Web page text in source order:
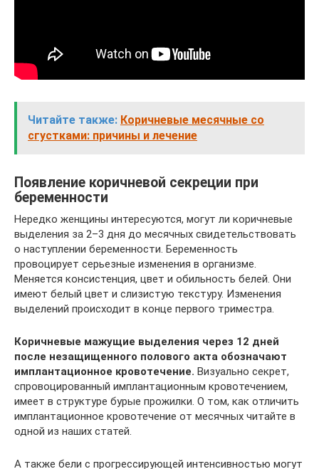
Читайте также: Коричневые месячные со
сгустками: причины и лечение
Появление коричневой секреции при
беременности
Нередко женщины интересуются, могут ли коричневые
выделения за 2–3 дня до месячных свидетельствовать
о наступлении беременности. Беременность
провоцирует серьезные изменения в организме.
Меняется консистенция, цвет и обильность белей. Они
имеют белый цвет и слизистую текстуру. Изменения
выделений происходит в конце первого триместра.
Коричневые мажущие выделения через 12 дней
после незащищенного полового акта обозначают
имплантационное кровотечение. Визуально секрет,
спровоцированный имплантационным кровотечением,
имеет в структуре бурые прожилки. О том, как отличить
имплантационное кровотечение от месячных читайте в
одной из наших статей.
А также бели с прогрессирующей интенсивностью могут